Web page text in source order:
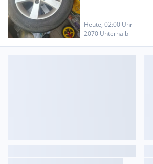
Heute, 02:00 Uhr
2070 Unternalb